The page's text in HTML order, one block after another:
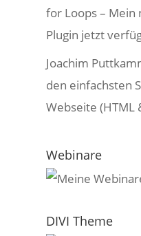
for Loops – Mein
Plugin jetzt
Joachim
den einfachsten
Webseite (HTML
Webinare
DIVI Theme